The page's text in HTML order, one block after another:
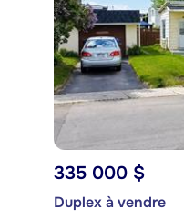
335 000 $
Duplex à vendre